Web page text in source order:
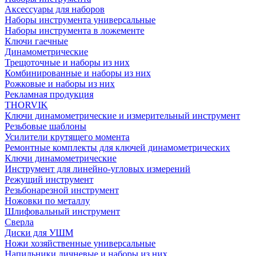
Аксессуары для наборов
Наборы инструмента универсальные
Наборы инструмента в ложементе
Ключи гаечные
Динамометрические
Трещоточные и наборы из них
Комбинированные и наборы из них
Рожковые и наборы из них
Рекламная продукция
THORVIK
Ключи динамометрические и измерительный инструмент
Резьбовые шаблоны
Усилители крутящего момента
Ремонтные комплекты для ключей динамометрических
Ключи динамометрические
Инструмент для линейно-угловых измерений
Режущий инструмент
Резьбонарезной инструмент
Ножовки по металлу
Шлифовальный инструмент
Сверла
Диски для УШМ
Ножи хозяйственные универсальные
Напильники личневые и наборы из них